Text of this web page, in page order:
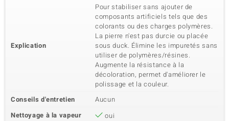
Explication
Pour stabiliser sans ajouter de
composants artificiels tels que des
colorants ou des charges polymères.
La pierre n'est pas durcie ou placée
sous duck. Élimine les impuretés sans
utiliser de polymères/résines.
Augmente la résistance à la
décoloration, permet d'améliorer le
polissage et la couleur.
Conseils d'entretien
Aucun
Nettoyage à la vapeur
oui